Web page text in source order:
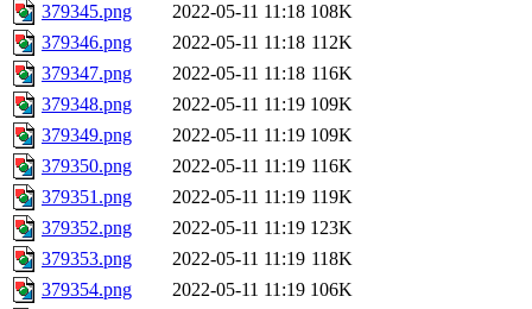
379345.png
2022-05-11 11:18 108K
379346.png
2022-05-11 11:18 112K
379347.png
2022-05-11 11:18 116K
379348.png
2022-05-11 11:19 109K
379349.png
2022-05-11 11:19 109K
379350.png
2022-05-11 11:19 116K
379351.png
2022-05-11 11:19 119K
379352.png
2022-05-11 11:19 123K
379353.png
2022-05-11 11:19 118K
379354.png
2022-05-11 11:19 106K